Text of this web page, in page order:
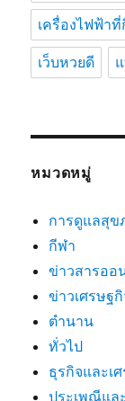
เครื่องไฟฟ้า
เว็บหวยดี
หมวดหมู่
การดูแลสุข
กีฬา
ข่าวสารออ
ข่าวเศรษฐ
ตำนาน
ทั่วไป
ธุรกิจและเ
ประเพณีแล